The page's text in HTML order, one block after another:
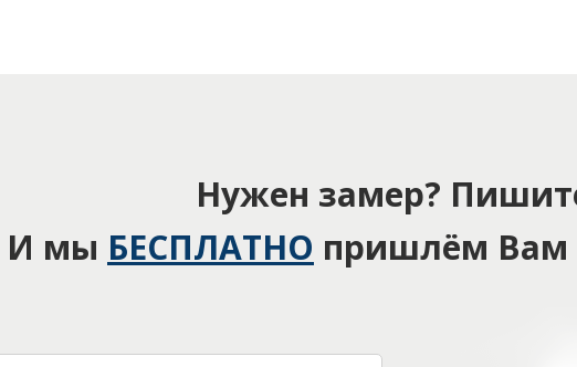
Нужен замер?
И мы БЕСПЛАТНО пришлём Вам